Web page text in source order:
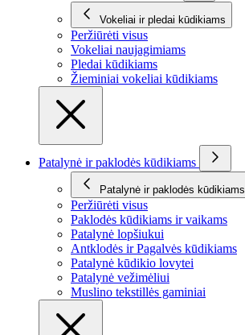
Vokeliai ir pledai kūdikiams
Peržiūrėti visus
Vokeliai naujagimiams
Pledai kūdikiams
Žieminiai vokeliai kūdikiams
Patalynė ir paklodės kūdikiams
Patalynė ir paklodės kūdikiams
Peržiūrėti visus
Paklodės kūdikiams ir vaikams
Patalynė lopšiukui
Antklodės ir Pagalvės kūdikiams
Patalynė kūdikio lovytei
Patalynė vežimėliui
Muslino tekstillės gaminiai